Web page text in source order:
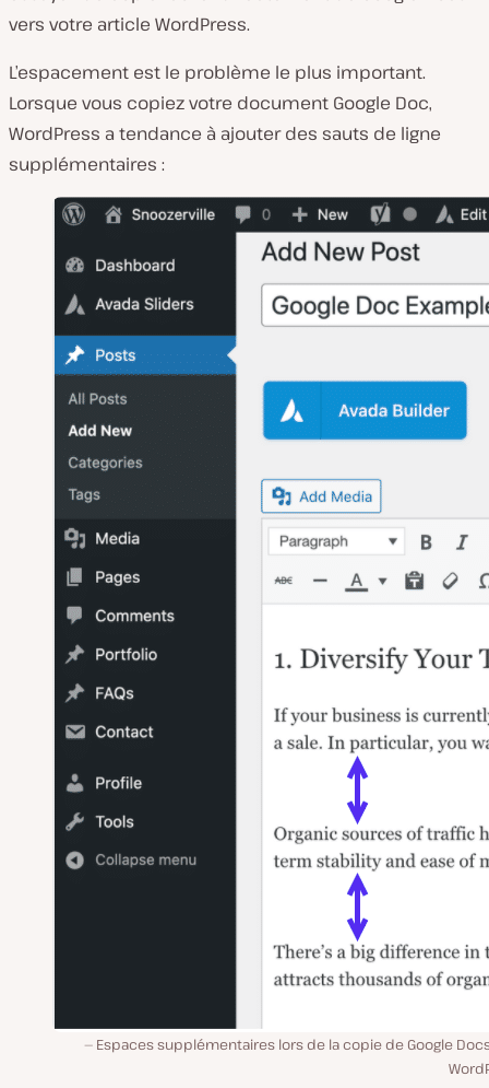
vers votre article WordPress.
L’espacement est le problème le plus important.
Lorsque vous copiez votre document Google Doc,
WordPress a tendance à ajouter des sauts de ligne
supplémentaires :
Espaces supplémentaires lors de la copie de Google